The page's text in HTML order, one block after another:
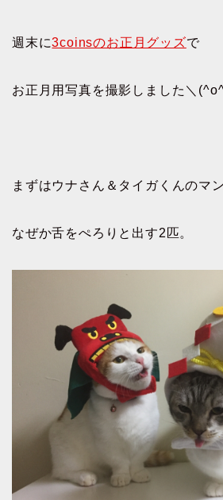
週末に3coinsのお正月グッズで
お正月用写真を撮影しました＼
まずはウナさん＆タイガくんのマ
なぜか舌をぺろりと出す2匹。